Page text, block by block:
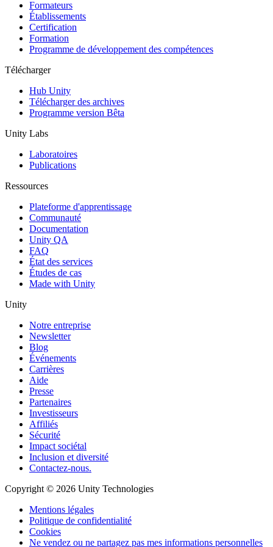
Jeux XR
Lancez des jeux XR sur plusieurs plateformes
Jeux multijoueur
Simplifiez le développement de jeux multijoueurs
Formateurs
Établissements
Certification
Formation
Programme de développement des compétences
Télécharger
Hub Unity
Télécharger des archives
Programme version Bêta
Unity Labs
Laboratoires
Publications
Ressources
Plateforme d'apprentissage
Communauté
Documentation
Unity QA
FAQ
État des services
Études de cas
Made with Unity
Unity
Notre entreprise
Newsletter
Blog
Événements
Carrières
Aide
Presse
Partenaires
Investisseurs
Affiliés
Sécurité
Impact sociétal
Inclusion et diversité
Contactez-nous.
Copyright © 2026 Unity Technologies
Mentions légales
Politique de confidentialité
Cookies
Ne vendez ou ne partagez pas mes informations personnelles